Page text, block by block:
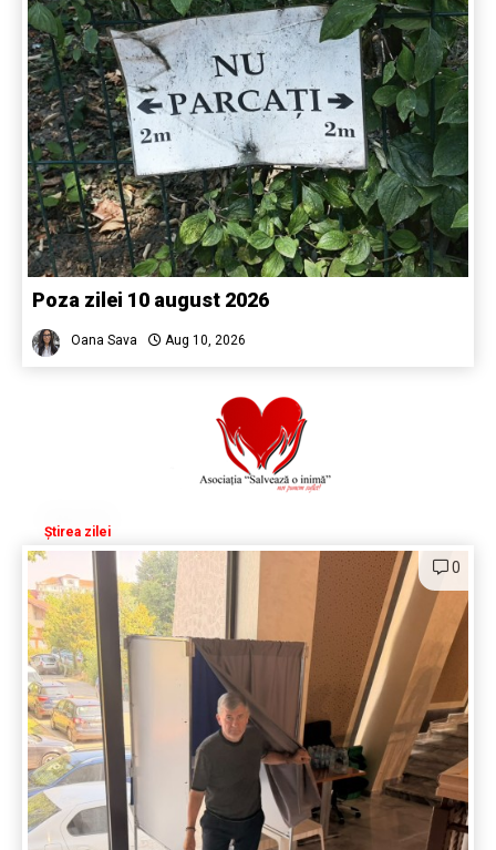
Poza zilei 10 august 2026
Oana Sava Aug 10, 2026
Știrea zilei
0